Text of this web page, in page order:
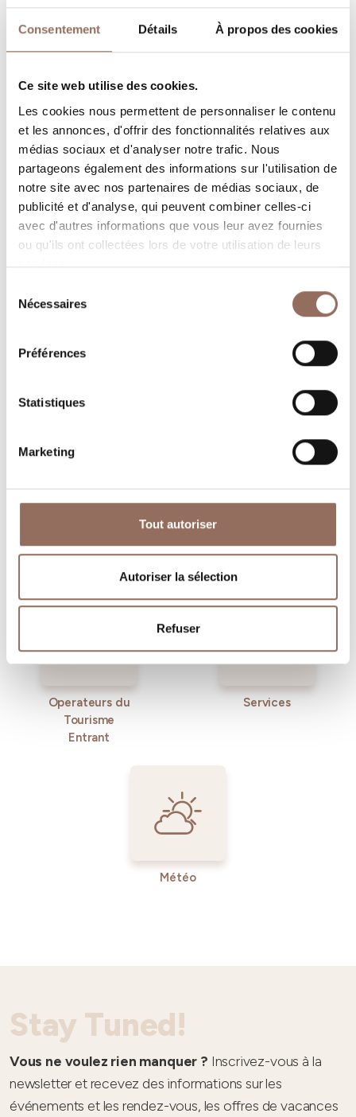
Consentement Détails À propos des cookies
Ce site web utilise des cookies.
Les cookies nous permettent de personnaliser le contenu
et les annonces, d'offrir des fonctionnalités relatives aux
médias sociaux et d'analyser notre trafic. Nous
partageons également des informations sur l'utilisation de
notre site avec nos partenaires de médias sociaux, de
publicité et d'analyse, qui peuvent combiner celles-ci
avec d'autres informations que vous leur avez fournies
ou qu'ils ont collectées lors de votre utilisation de leurs
services.
Nécessaires
Préférences
Statistiques
Marketing
Tout autoriser
Autoriser la sélection
Refuser
Capacité d'hébergement
Rooms number:6
Nombre d'appartements:3
Nombre de chambres:2
Nombre de salles de bain dans les appartements:
Nombre de salles de bains:6
Beds number:18
Vos vacances
Programmez où dormir, où manger, quoi faire et visiter
gardant un œil sur la météo en temps réel
Operateurs du
Tourisme
Entrant
Services
Météo
Stay Tuned!
Vous ne voulez rien manquer ? Inscrivez-vous à la
newsletter et recevez des informations sur les
événements et les rendez-vous, les offres de vacances